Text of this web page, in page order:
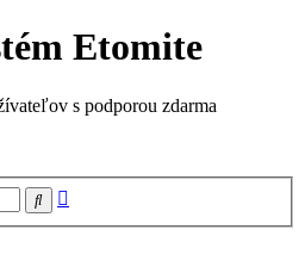
Etomite
s podporou zdarma
Hľadať